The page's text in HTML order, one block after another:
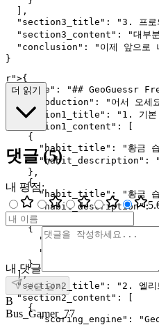
  ],
"section3_title": "3. 프로
"section3_content": "대부분의
"conclusion": "이제 앞으로
r">{
"title": "## GeoGuessr
"introduction": "어서 오세요
"section1_title": "1. 기본:
  "section1_content": [
    {
"habit_title": "황금 습
"habit_description":
    },
    {
"habit_title": "황금 습
"habit_description": "가
    },
    {
"habit_title": "황금 습
"habit_description": "고
    }
  ],
"section2_title": "2. 엘리
  "section2_content": [
    {
"scoring_engine":
더 읽기
댓글(5)
내 평점:
5
내 댓글
댓글 달기
B
Bus_Gamer_77